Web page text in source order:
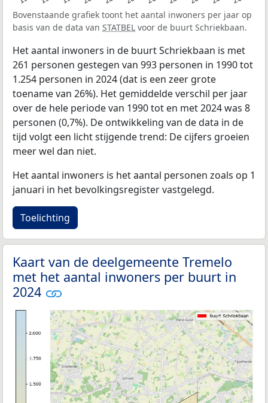
Bovenstaande grafiek toont het aantal inwoners per jaar op
basis van de data van STATBEL voor de buurt Schriekbaan.
Het aantal inwoners in de buurt Schriekbaan is met
261 personen gestegen van 993 personen in 1990 tot
1.254 personen in 2024 (dat is een zeer grote
toename van 26%). Het gemiddelde verschil per jaar
over de hele periode van 1990 tot en met 2024 was 8
personen (0,7%). De ontwikkeling van de data in de
tijd volgt een licht stijgende trend: De cijfers groeien
meer wel dan niet.
Het aantal inwoners is het aantal personen zoals op 1
januari in het bevolkingsregister vastgelegd.
Toelichting
Kaart van de deelgemeente Tremelo
met het aantal inwoners per buurt in
2024